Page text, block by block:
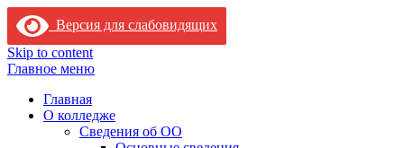
Версия для слабовидящих
Skip to content
Главное меню
Главная
О колледже
Сведения об ОО